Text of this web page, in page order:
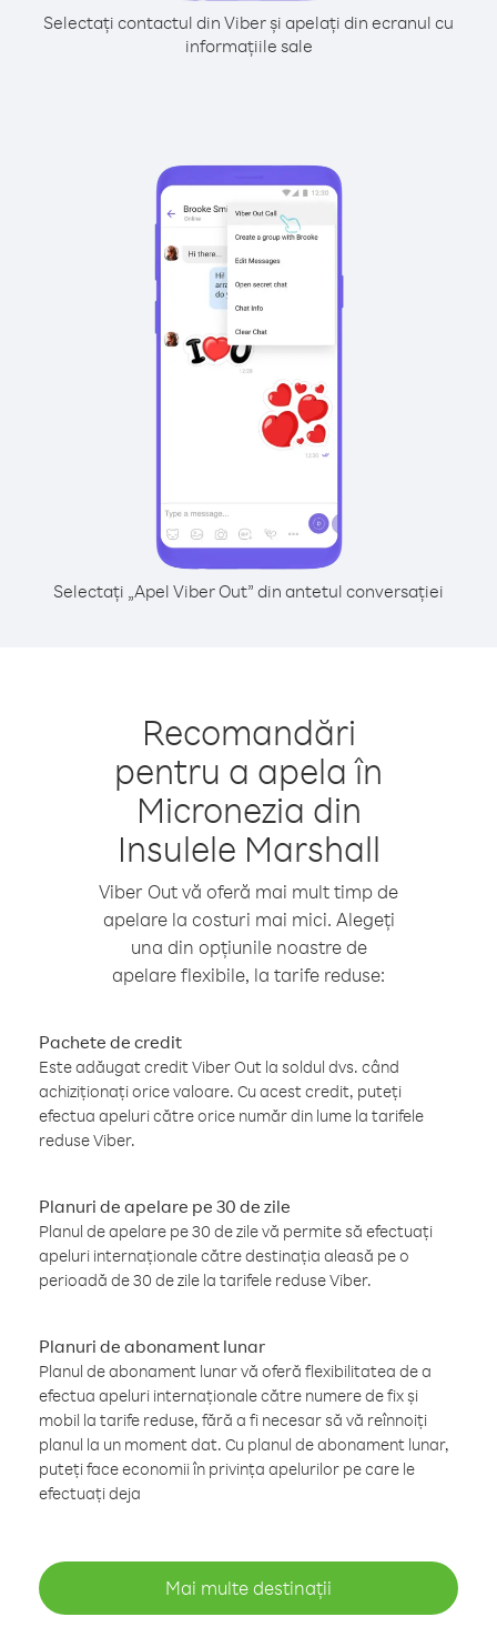
Selectați contactul din Viber și apelați din ecranul cu
informațiile sale
Selectați „Apel Viber Out” din antetul conversației
Recomandări
pentru a apela în
Micronezia din
Insulele Marshall
Viber Out vă oferă mai mult timp de
apelare la costuri mai mici. Alegeți
una din opțiunile noastre de
apelare flexibile, la tarife reduse:
Pachete de credit
Este adăugat credit Viber Out la soldul dvs. când
achiziționați orice valoare. Cu acest credit, puteți
efectua apeluri către orice număr din lume la tarifele
reduse Viber.
Planuri de apelare pe 30 de zile
Planul de apelare pe 30 de zile vă permite să efectuați
apeluri internaționale către destinația aleasă pe o
perioadă de 30 de zile la tarifele reduse Viber.
Planuri de abonament lunar
Planul de abonament lunar vă oferă flexibilitatea de a
efectua apeluri internaționale către numere de fix și
mobil la tarife reduse, fără a fi necesar să vă reînnoiți
planul la un moment dat. Cu planul de abonament lunar,
puteți face economii în privința apelurilor pe care le
efectuați deja
Mai multe destinații